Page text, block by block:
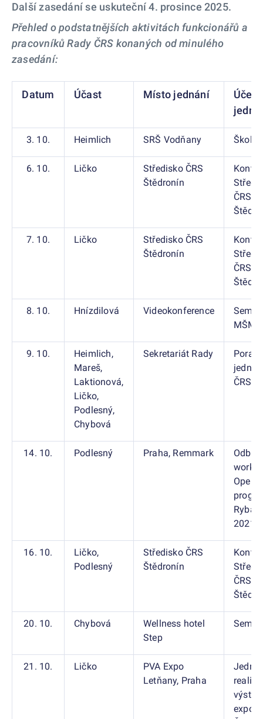
Další zasedání se uskuteční 4. prosince 2025.
Přehled o podstatnějších aktivitách funkcionářů a
pracovníků Rady ČRS konaných od minulého
zasedání:
Datum Účast Místo jednání
Účel
3. 10. Heimlich SRŠ Vodňany
6. 10. Ličko
Středisko ČRS
Štědronín
ČRS
7. 10. Ličko
Středisko ČRS
Štědronín
ČRS
8. 10. Hnízdilová Videokonference
MŠMT
9. 10.
Heimlich,
Mareš,
Laktionová,
Ličko,
Podlesný,
Chybová
Sekretariát Rady
ČRS
14. 10. Podlesný Praha, Remmark
2021-
16. 10.
Ličko,
Podlesný
Středisko ČRS
Štědronín
ČRS
20. 10. Chybová
Wellness hotel
Step
21. 10. Ličko
PVA Expo
Letňany, Praha